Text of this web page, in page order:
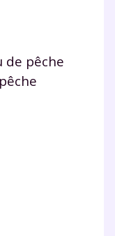
de pêche